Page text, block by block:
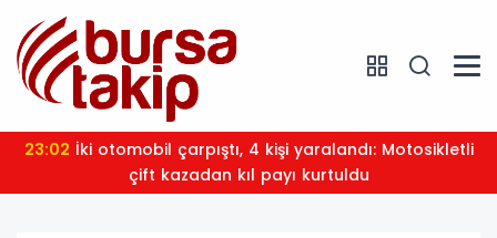
23:02
çift kazadan kıl payı kurtuldu